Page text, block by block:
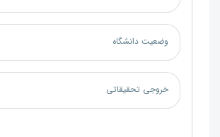
وضعیت دانشگاه
خروجی تحقیقاتی